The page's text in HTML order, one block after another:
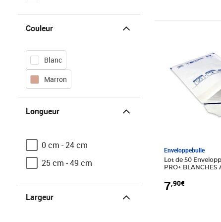
Couleur
Blanc
Marron
Longueur
0 cm - 24 cm
25 cm - 49 cm
Largeur
Enveloppebulle
Lot de 50
PRO+ BLANCHES
7,90€